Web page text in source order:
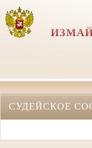
СУДЕЙСКОЕ